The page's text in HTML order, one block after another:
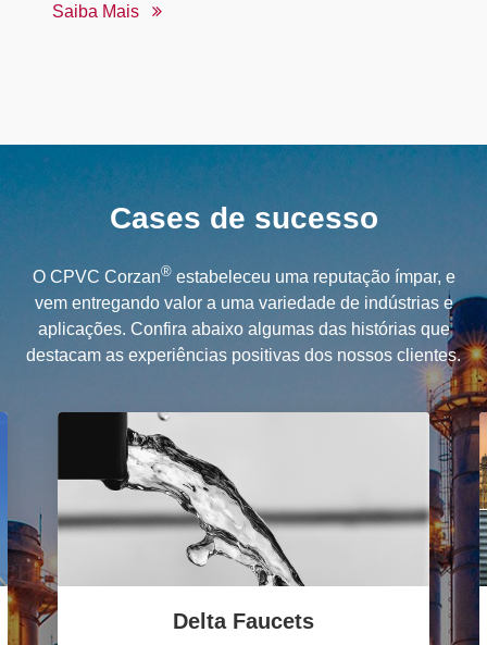
Saiba Mais
Cases de sucesso
O CPVC Corzan®estabeleceu uma reputação ímpar, e
vem entregando valor a uma variedade de indústrias e
aplicações. Confira abaixo algumas das histórias que
destacam as experiências positivas dos nossos clientes.
Delta Faucets